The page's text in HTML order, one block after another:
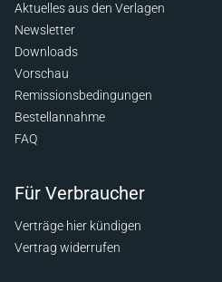
Aktuelles aus den Verlagen
Newsletter
Downloads
Vorschau
Remissionsbedingungen
Bestellannahme
FAQ
Für Verbraucher
Verträge hier kündigen
Vertrag widerrufen